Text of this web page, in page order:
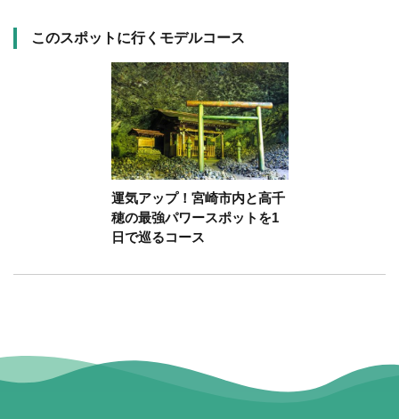
このスポットに行くモデルコース
運気アップ！宮崎市内と高千
穂の最強パワースポットを1
日で巡るコース